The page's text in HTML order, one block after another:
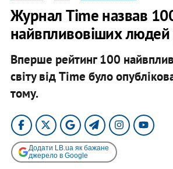
Журнал Time назвав
найвпливовіших людей
Вперше рейтинг 100
світу від Time було
тому.
Додати LB.ua як бажане
джерело в Google